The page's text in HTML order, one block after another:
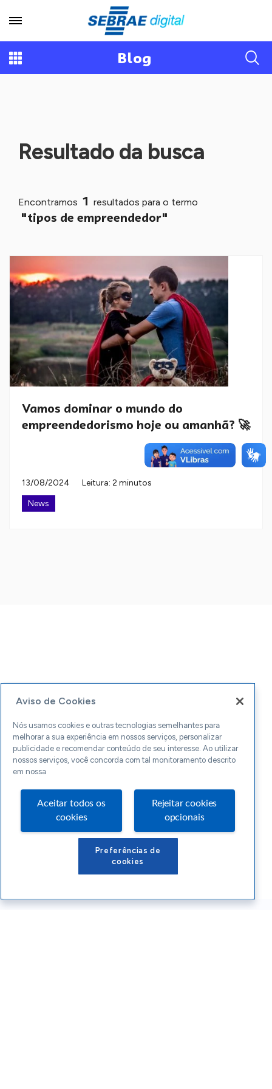
Blog
Resultado da busca
Encontramos 1 resultados para o termo
"tipos de empreendedor"
Vamos dominar o mundo do
empreendedorismo hoje ou amanhã? 🚀
13/08/2024
Leitura: 2 minutos
News
Aviso de Cookies
Nós usamos cookies e outras tecnologias semelhantes para
melhorar a sua experiência em nossos serviços, personalizar
publicidade e recomendar conteúdo de seu interesse. Ao utilizar
nossos serviços, você concorda com tal monitoramento descrito
em nossa
Aceitar todos os
cookies
Rejeitar cookies
opcionais
Preferências de
cookies